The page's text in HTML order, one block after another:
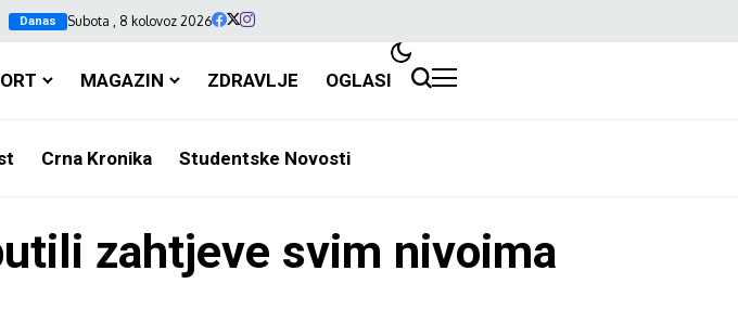
Danas Subota , 8 kolovoz 2026
MAGAZIN ZDRAVLJE OGLASI
Crna Kronika Studentske Novosti
zahtjeve svim nivoima